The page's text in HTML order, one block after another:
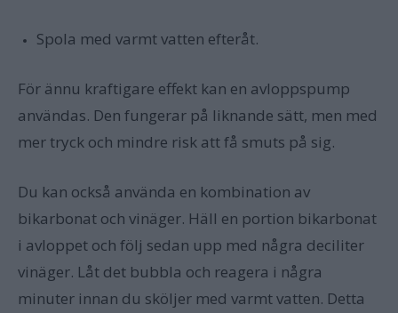
Spola med varmt vatten efteråt.
För ännu kraftigare effekt kan en avloppspump
användas. Den fungerar på liknande sätt, men med
mer tryck och mindre risk att få smuts på sig.
Du kan också använda en kombination av
bikarbonat och vinäger. Häll en portion bikarbonat
i avloppet och följ sedan upp med några deciliter
vinäger. Låt det bubbla och reagera i några
minuter innan du sköljer med varmt vatten. Detta